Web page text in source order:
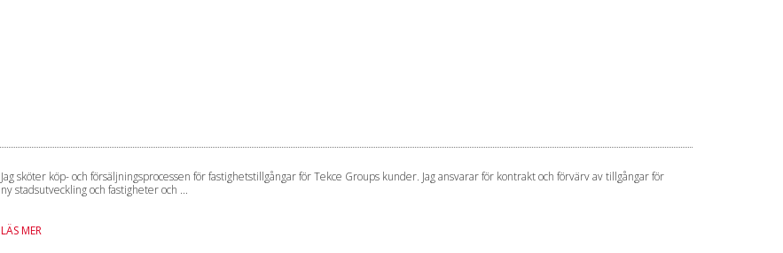
Jag sköter köp- och försäljningsprocessen för fastighetstillgångar för Tekce Groups kunder. Jag ansvarar för kontrakt och förvärv av tillgångar för
ny stadsutveckling och fastigheter och ...
LÄS MER